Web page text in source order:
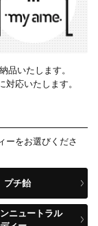
品いたします。
応いたします。
ーをお選びくださ
プチ飴
ニュートラル